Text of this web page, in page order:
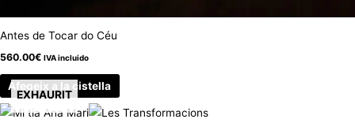
Antes de Tocar do Céu
560.00€ IVA incluido
Afegeix a la cistella
EXHAURIT